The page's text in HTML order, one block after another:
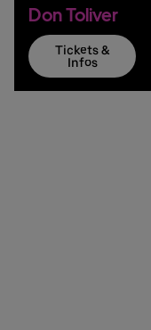
Don Toliver
Tickets &
Infos